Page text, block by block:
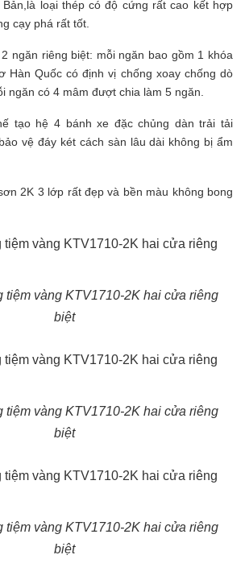
Bản,là loại thép có độ cứng rất cao kết hợp
cạy phá rất tốt.
ngăn riêng biệt: mỗi ngăn bao gồm 1 khóa
Hàn Quốc có định vị chống xoay chống dò
ngăn có 4 mâm đượt chia làm 5 ngăn.
tạo hệ 4 bánh xe đặc chủng dàn trải tải
vệ đáy két cách sàn lâu dài không bị ẩm
2K 3 lớp rất đẹp và bền màu không bong
tiệm vàng KTV1710-2K hai cửa riêng
biệt
tiệm vàng KTV1710-2K hai cửa riêng
biệt
tiệm vàng KTV1710-2K hai cửa riêng
biệt